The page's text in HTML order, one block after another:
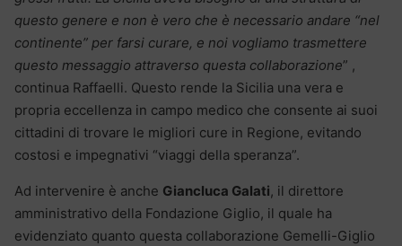
questo genere e non è vero che è necessario andare “nel
continente” per farsi curare, e noi vogliamo trasmettere
questo messaggio attraverso questa collaborazione” ,
continua Raffaelli. Questo rende la Sicilia una vera e
propria eccellenza in campo medico che consente ai suoi
cittadini di trovare le migliori cure in Regione, evitando
costosi e impegnativi “viaggi della speranza”.
Ad intervenire è anche Giancluca Galati, il direttore
amministrativo della Fondazione Giglio, il quale ha
evidenziato quanto questa collaborazione Gemelli-Giglio